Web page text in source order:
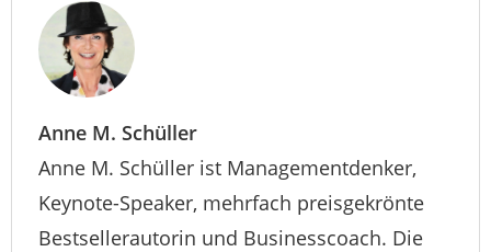
Anne M. Schüller
Anne M. Schüller ist Managementdenker,
Keynote-Speaker, mehrfach preisgekrönte
Bestsellerautorin und Businesscoach. Die